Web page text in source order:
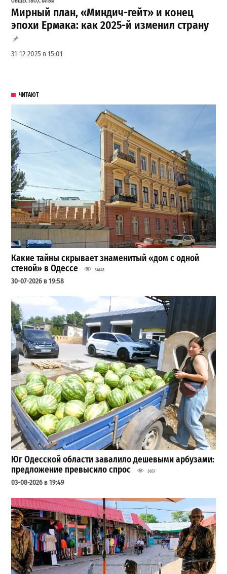
Мирный план, «Миндич-гейт» и конец
эпохи Ермака: как 2025-й изменил страну
31-12-2025 в 15:01
ЧИТАЮТ
Какие тайны скрывает знаменитый «дом с одной
стеной» в Одессе
34143
30-07-2026 в 19:58
Юг Одесской области завалило дешевыми арбузами:
предложение превысило спрос
3657
03-08-2026 в 19:49